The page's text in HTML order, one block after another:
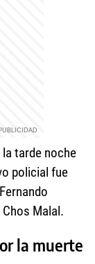
tarde noche
policial fue
Malal.
la muerte